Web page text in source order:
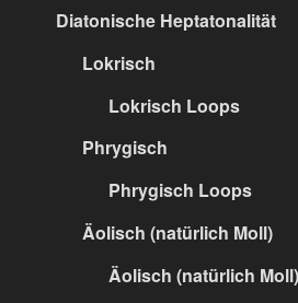
Diatonische Heptatonalität
Lokrisch
Lokrisch Loops
Phrygisch
Phrygisch Loops
Äolisch (natürlich Moll)
Äolisch (natürlich